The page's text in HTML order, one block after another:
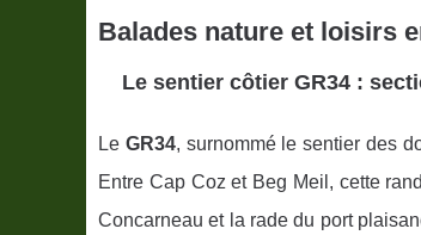
Balades nature et loisirs
Le sentier côtier GR34 :
Le GR34, surnommé le sentier des
Entre Cap Coz et Beg Meil, cette
Concarneau et la rade du port